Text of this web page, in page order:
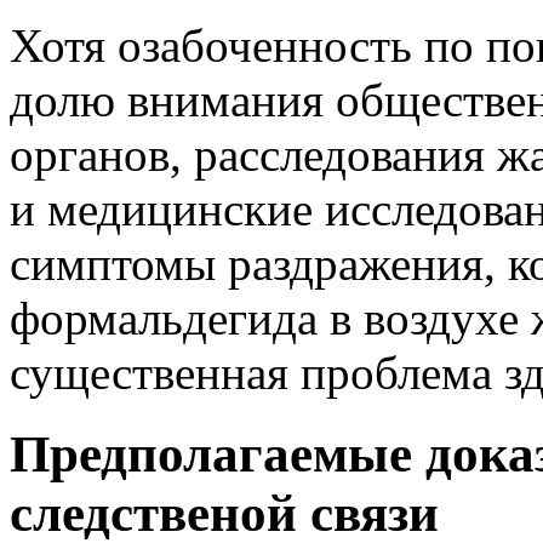
Хотя озабоченность по
долю внимания
органов, расследования
и медицинские
симптомы раздражения,
формальдегида в
существенная проблема
Предполагаемые
следственой связи